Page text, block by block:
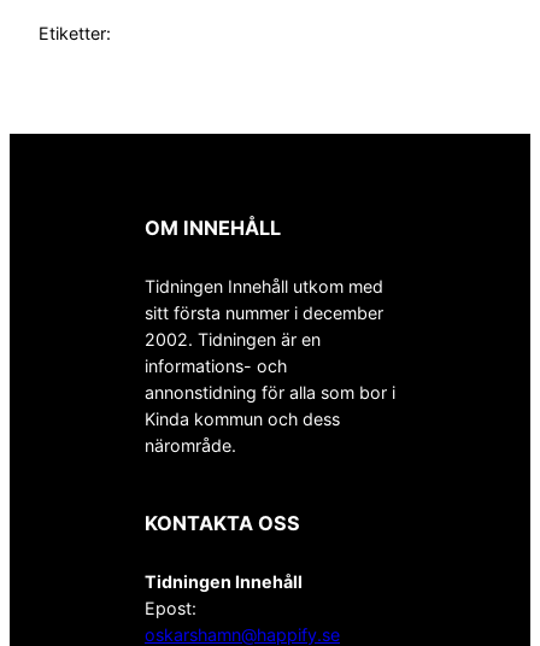
Etiketter:
OM INNEHÅLL
Tidningen Innehåll utkom med
sitt första nummer i december
2002. Tidningen är en
informations- och
annonstidning för alla som bor i
Kinda kommun och dess
närområde.
KONTAKTA OSS
Tidningen Innehåll
Epost:
oskarshamn@happify.se